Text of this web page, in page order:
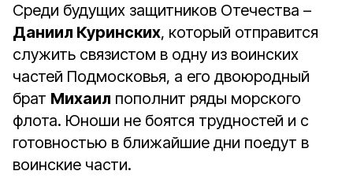
Среди будущих защитников Отечества –
Даниил Куринских, который отправится
служить связистом в одну из воинских
частей Подмосковья, а его двоюродный
брат Михаил пополнит ряды морского
флота. Юноши не боятся трудностей и с
готовностью в ближайшие дни поедут в
воинские части.